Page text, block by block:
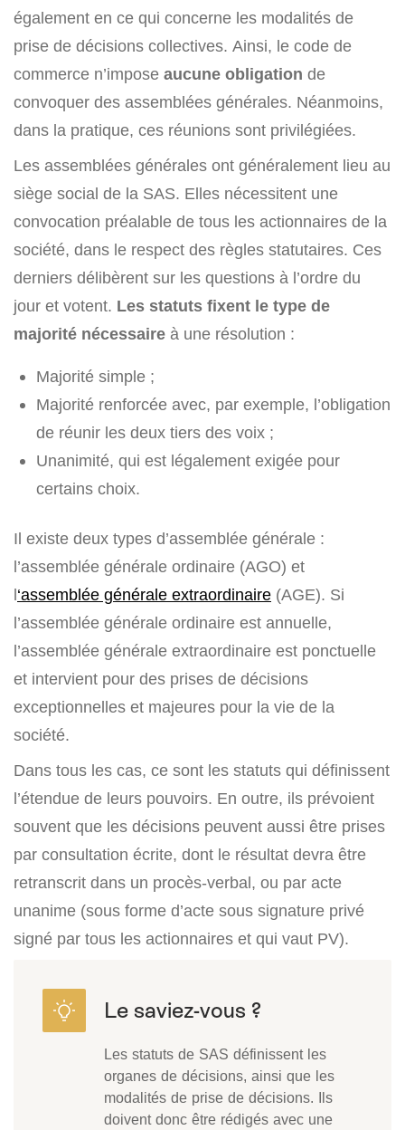
également en ce qui concerne les modalités de
prise de décisions collectives. Ainsi, le code de
commerce n’impose aucune obligation de
convoquer des assemblées générales. Néanmoins,
dans la pratique, ces réunions sont privilégiées.
Les assemblées générales ont généralement lieu au
siège social de la SAS. Elles nécessitent une
convocation préalable de tous les actionnaires de la
société, dans le respect des règles statutaires. Ces
derniers délibèrent sur les questions à l’ordre du
jour et votent. Les statuts fixent le type de
majorité nécessaire à une résolution :
Majorité simple ;
Majorité renforcée avec, par exemple, l’obligation
de réunir les deux tiers des voix ;
Unanimité, qui est légalement exigée pour
certains choix.
Il existe deux types d’assemblée générale :
l’assemblée générale ordinaire (AGO) et
l‘assemblée générale extraordinaire (AGE). Si
l’assemblée générale ordinaire est annuelle,
l’assemblée générale extraordinaire est ponctuelle
et intervient pour des prises de décisions
exceptionnelles et majeures pour la vie de la
société.
Dans tous les cas, ce sont les statuts qui définissent
l’étendue de leurs pouvoirs. En outre, ils prévoient
souvent que les décisions peuvent aussi être prises
par consultation écrite, dont le résultat devra être
retranscrit dans un procès-verbal, ou par acte
unanime (sous forme d’acte sous signature privé
signé par tous les actionnaires et qui vaut PV).
Les statuts de SAS définissent les
organes de décisions, ainsi que les
modalités de prise de décisions. Ils
doivent donc être rédigés avec une